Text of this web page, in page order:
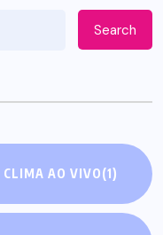
Search
CLIMA AO VIVO(1)